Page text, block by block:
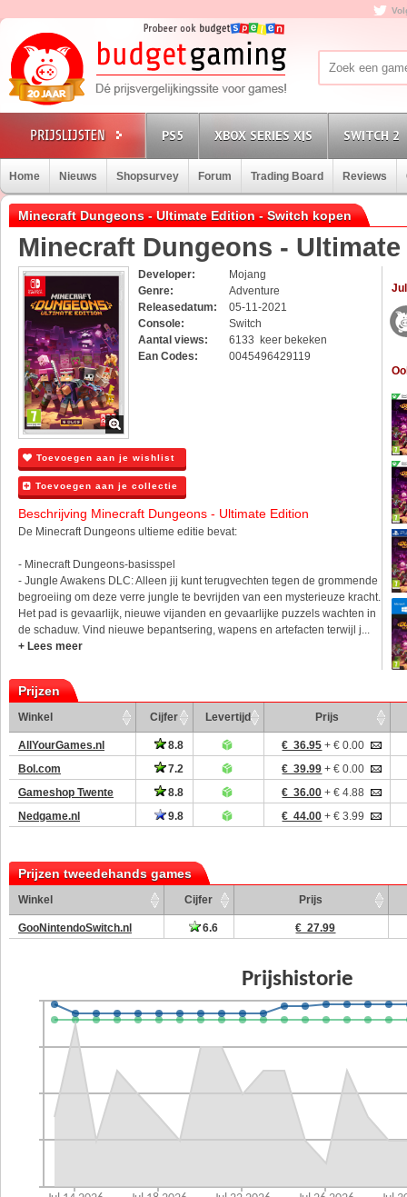
PS5 XBOX SERIES X|S SWITCH 2
Home Nieuws Shopsurvey Forum Trading Board Reviews
Minecraft Dungeons - Ultimate Edition - Switch kopen
Minecraft Dungeons -
Developer:
Mojang
Genre:
Adventure
Releasedatum:
05-11-2021
Console:
Switch
Aantal views:
6133 keer bekeken
Ean Codes:
0045496429119
Toevoegen aan je wishlist
Toevoegen aan je collectie
Beschrijving Minecraft Dungeons - Ultimate Edition
De Minecraft Dungeons ultieme editie bevat:
- Minecraft Dungeons-basisspel
- Jungle Awakens DLC: Alleen jij kunt terugvechten tegen de grommende
begroeiing om deze verre jungle te bevrijden van een mysterieuze kracht.
Het pad is gevaarlijk, nieuwe vijanden en gevaarlijke puzzels wachten in
de schaduw. Vind nieuwe bepantsering, wapens en artefacten terwijl j...
+ Lees meer
Prijzen
Winkel Cijfer Levertijd Prijs
AllYourGames.nl 8.8 € 36.95 + € 0.00
Bol.com
7.2 € 39.99 + € 0.00
Gameshop Twente
8.8 € 36.00 + € 4.88
Nedgame.nl
9.8 € 44.00 + € 3.99
Prijzen tweedehands games
Winkel Cijfer Prijs
GooNintendoSwitch.nl 6.6 € 27.99